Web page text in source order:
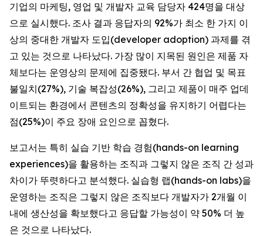
기업의 마케팅, 영업 및 개발자 교육 담당자 424명을 대상
으로 실시했다. 조사 결과 응답자의 92%가 최소 한 가지 이
상의 중대한 개발자 도입(developer adoption) 과제를 겪
고 있는 것으로 나타났다. 가장 많이 지목된 원인은 제품 자
체보다는 운영상의 문제에 집중됐다. 부서 간 협업 및 목표
불일치(27%), 기술 복잡성(26%), 그리고 제품이 매주 업데
이트되는 환경에서 콘텐츠의 정확성을 유지하기 어렵다는
점(25%)이 주요 장애 요인으로 꼽혔다.
보고서는 특히 실습 기반 학습 경험(hands-on learning
experiences)을 활용하는 조직과 그렇지 않은 조직 간 성과
차이가 뚜렷하다고 분석했다. 실습형 랩(hands-on labs)을
운영하는 조직은 그렇지 않은 조직보다 개발자가 2개월 이
내에 생산성을 확보했다고 응답할 가능성이 약 50% 더 높
은 것으로 나타났다.